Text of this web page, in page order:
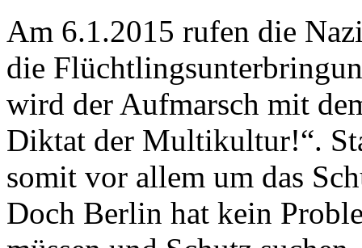
Am 6.1.2015 rufen die
die
wird der Aufmarsch mit
Diktat der Multikultur!“.
somit vor allem um das
Doch Berlin hat kein